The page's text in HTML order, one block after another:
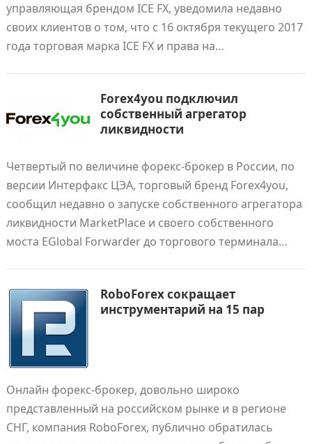
управляющая брендом ICE FX, уведомила недавно
своих клиентов о том, что с 16 октября текущего 2017
года торговая марка ICE FX и права на…
Forex4you подключил
собственный агрегатор
ликвидности
Четвертый по величине форекс-брокер в России, по
версии Интерфакс ЦЭА, торговый бренд Forex4you,
сообщил недавно о запуске собственного агрегатора
ликвидности MarketPlace и своего собственного
моста EGlobal Forwarder до торгового терминала…
RoboForex сокращает
инструментарий на 15 пар
Онлайн форекс-брокер, довольно широко
представленный на российском рынке и в регионе
СНГ, компания RoboForex, публично обратилась